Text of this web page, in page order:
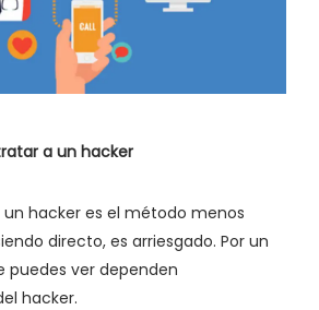
a un hacker
un hacker es el método menos
directo, es arriesgado. Por un
puedes ver dependen
hacker.